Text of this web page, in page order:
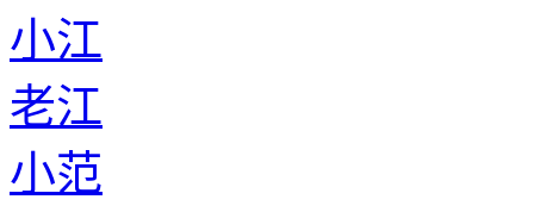
小江
老江
小范